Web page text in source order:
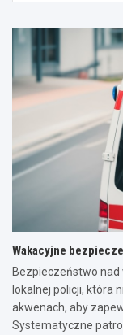
Wakacyjne
Bezpieczeństwo
lokalnej policji, która
akwenach, aby
Systematyczne